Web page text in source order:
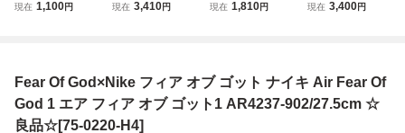
FEAR OF GOD 1
00723495 TYO
現在 1,100円
EAR OF GOD MO
ージュH2-125395
2100000442669
現在 3,410円
ィメンズ エア マ
現在 1,810円
MAX 90 VOLT CD
現在 3,400円
Fear Of God×Nike フィア オブ ゴット ナイキ Air Fear Of
God 1 エア フィア オブ ゴット1 AR4237-902/27.5cm ☆
良品☆[75-0220-H4]